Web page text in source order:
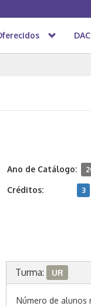
Ano de Catálogo:
Créditos: 3
Turma: UR
Número de alunos